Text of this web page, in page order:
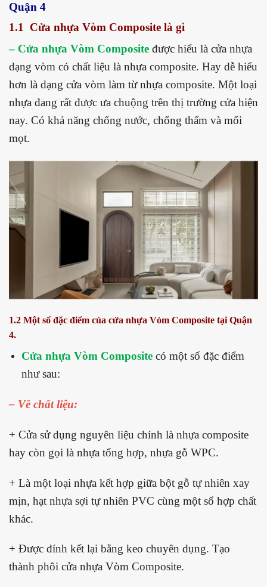
Quận 4
1.1 Cửa nhựa Vòm Composite là gì
– Cửa nhựa Vòm Composite được hiểu là cửa nhựa
dạng vòm có chất liệu là nhựa composite. Hay dễ hiểu
hơn là dạng cửa vòm làm từ nhựa composite. Một loại
nhựa đang rất được ưa chuộng trên thị trường cửa hiện
nay. Có khả năng chống nước, chống thấm và mối
mọt.
1.2 Một số đặc điểm của cửa nhựa Vòm Composite tại Quận
4.
Cửa nhựa Vòm Compositecó một số đặc điểm
như sau:
– Về chất liệu:
+ Cửa sử dụng nguyên liệu chính là nhựa composite
hay còn gọi là nhựa tổng hợp, nhựa gỗ WPC.
+ Là một loại nhựa kết hợp giữa bột gỗ tự nhiên xay
mịn, hạt nhựa sợi tự nhiên PVC cùng một số hợp chất
khác.
+ Được đính kết lại bằng keo chuyên dụng. Tạo
thành phôi cửa nhựa Vòm Composite.